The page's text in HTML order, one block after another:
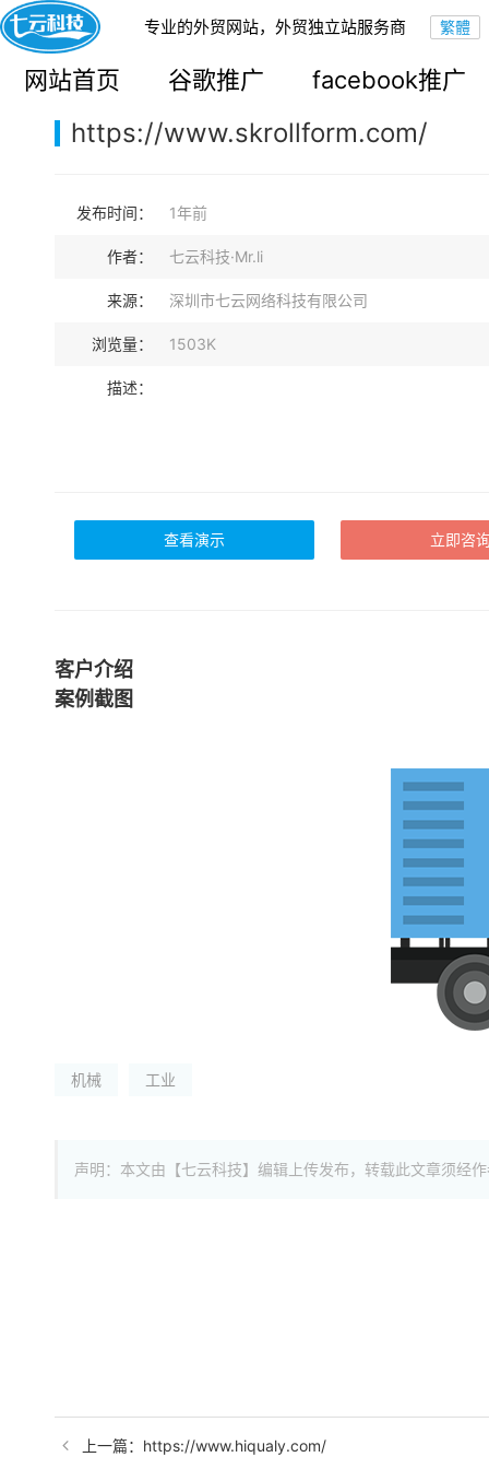
专业的外贸网站，外贸独立站服务商
网站首页 谷歌推广 facebook推广
您的当前位置： 网站首页>案例展示>B2B外贸独立站
https://www.skrollform.com/
发布时间： 1年前
作者： 七云科技·Mr.li
来源： 深圳市七云网络科技有限公司
浏览量： 1503K
描述：
查看演示 立即咨
客户介绍
案例截图
机械 工业
声明：本文由【七云科技】编辑上传发布，转载此文章须经
上一篇：https://www.hiqualy.com/